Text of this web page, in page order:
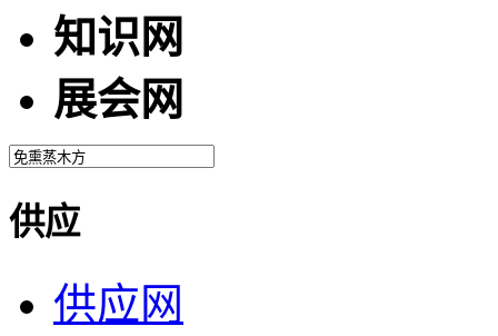
知识网
展会网
供应
供应网